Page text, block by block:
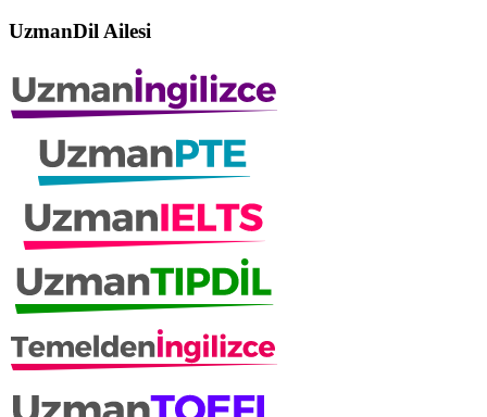
UzmanDil Ailesi